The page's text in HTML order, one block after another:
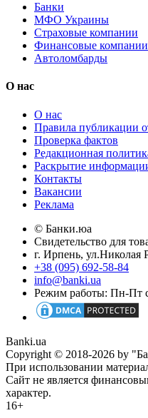
Банки
МФО Украины
Страховые компании
Финансовые компании
Автоломбарды
О нас
О нас
Правила публикации
Проверка фактов
Редакционная
Раскрытие
Контакты
Вакансии
Реклама
© Банки.юа
Свидетельство для
г. Ирпень, ул.Николая
+38 (095) 692-58-84
info@banki.ua
Режим работы: Пн-Пт
Banki.ua
Copyright © 2018-2026 by
При использовании
Сайт не является
характер.
16+